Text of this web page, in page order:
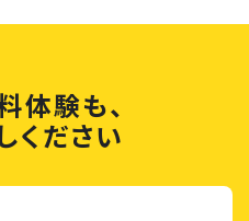
体験も、
ください